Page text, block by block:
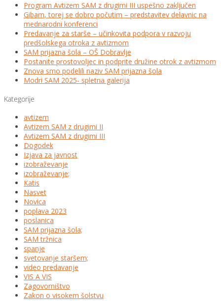
Program Avtizem SAM z drugimi III uspešno zaključen
Gibam, torej se dobro počutim – predstavitev delavnic na
mednarodni konferenci
Predavanje za starše – učinkovita podpora v razvoju
predšolskega otroka z avtizmom
SAM prijazna šola – OŠ Dobravlje
Postanite prostovoljec in podprite družine otrok z avtizmom
Znova smo podelili naziv SAM prijazna šola
Modri SAM 2025- spletna galerija
Kategorije
avtizem
Avtizem SAM z drugimi II
Avtizem SAM z drugimi III
Dogodek
Izjava za javnost
izobraževanje
izobraževanje;
Katis
Nasvet
Novica
poplava 2023
poslanica
SAM prijazna šola;
SAM tržnica
spanje
svetovanje staršem;
video predavanje
VIS A VIS
Zagovorništvo
Zakon o visokem šolstvu